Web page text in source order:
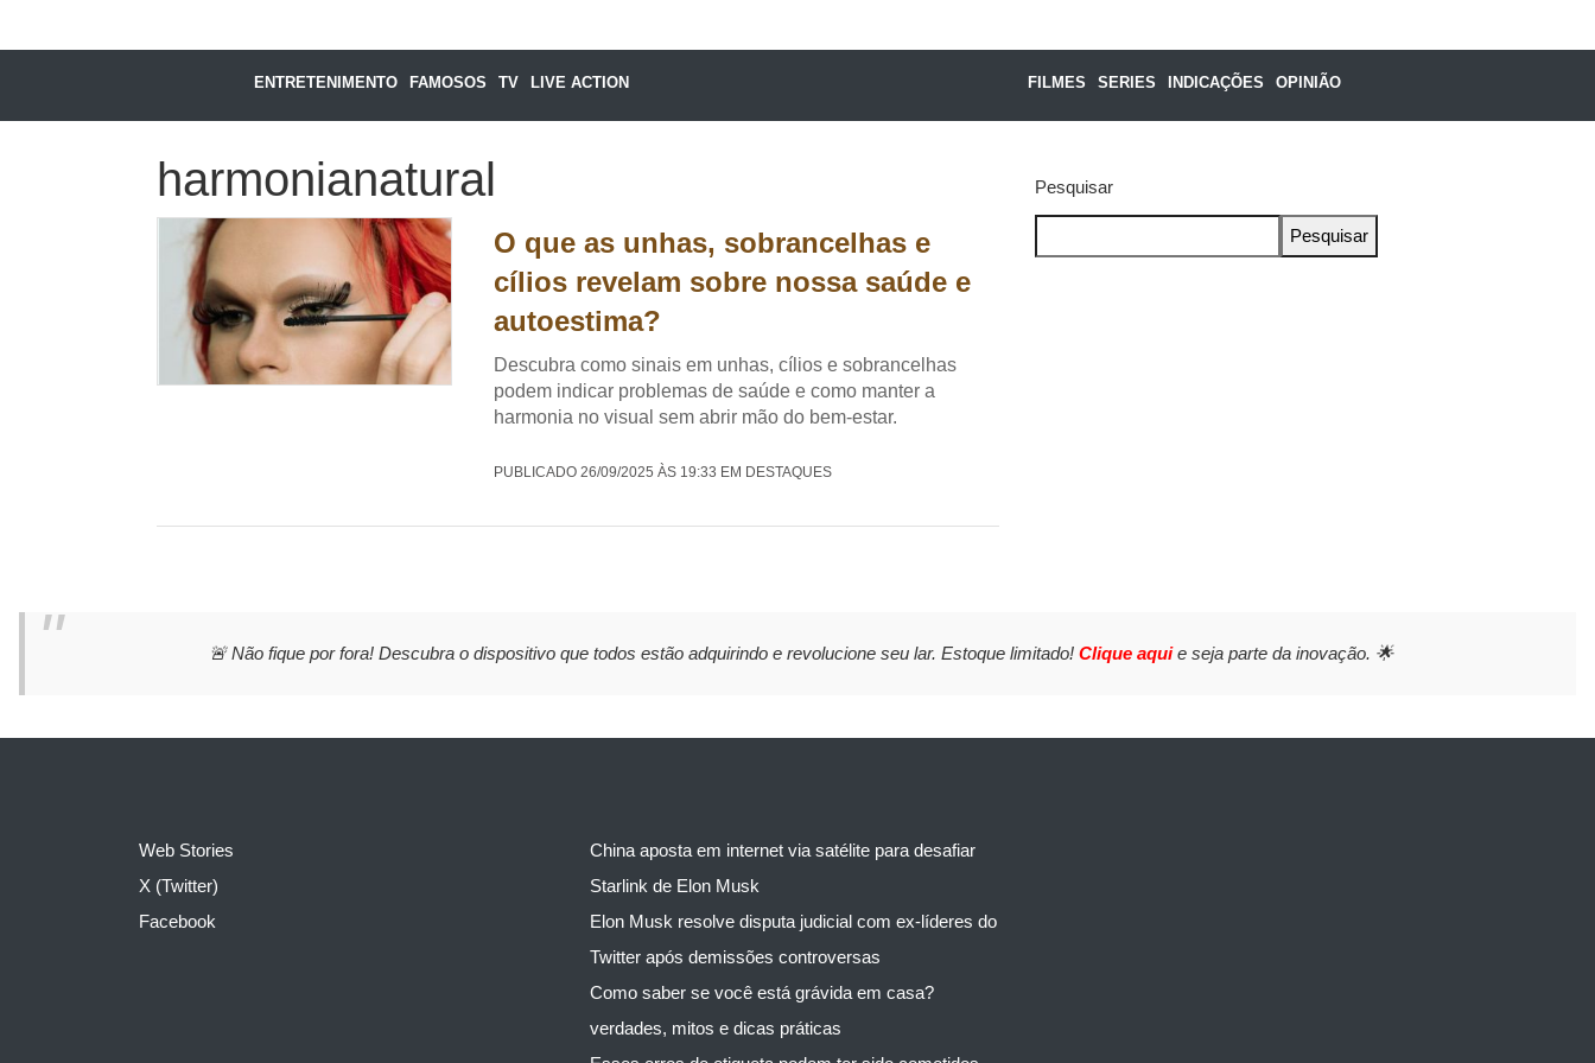
ENTRETENIMENTO FAMOSOS TV LIVE ACTION FILMES SERIES INDICAÇÕES OPINIÃO
harmonianatural
O que as unhas, sobrancelhas e
cílios revelam sobre nossa saúde e
autoestima?
Descubra como sinais em unhas, cílios e sobrancelhas
podem indicar problemas de saúde e como manter a
harmonia no visual sem abrir mão do bem-estar.
PUBLICADO 26/09/2025 ÀS 19:33 EM DESTAQUES
Pesquisar
Pesquisar
🚨 Não fique por fora! Descubra o dispositivo que todos estão adquirindo e revolucione seu lar. Estoque limitado! Clique aquie seja parte da inovação. 🌟
Web Stories
X (Twitter)
Facebook
China aposta em internet via satélite para desafiar
Starlink de Elon Musk
Elon Musk resolve disputa judicial com ex-líderes do
Twitter após demissões controversas
Como saber se você está grávida em casa?
verdades, mitos e dicas práticas